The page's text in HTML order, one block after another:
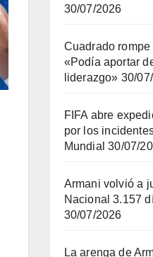
30/07/2026
Cuadrado
«Podía aportar
liderazgo» 30/
FIFA abre
por los
Mundial 30/07/
Armani volvió a
Nacional 3.157
30/07/2026
La arenga de